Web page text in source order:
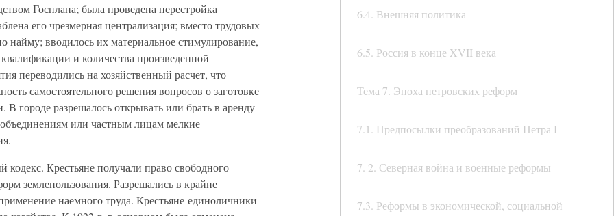
6.4. Внешняя политика
6.5. Россия в конце XVII века
Тема 7. Эпоха петровских реформ
7.1. Предпосылки преобразований Петра I
7. 2. Северная война и военные реформы
7.3. Реформы в экономической, социальной
Госплана; была проведена перестройка
его чрезмерная централизация; вместо трудовых
найму; вводилось их материальное стимулирование,
и количества произведенной
переводились на хозяйственный расчет, что
самостоятельного решения вопросов о заготовке
городе разрешалось открывать или брать в аренду
или частным лицам мелкие
Крестьяне получали право свободного
землепользования. Разрешались в крайне
наемного труда. Крестьяне-единоличники